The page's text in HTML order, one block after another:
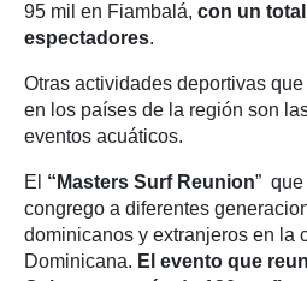
95 mil en Fiambalá, con un total
espectadores.
Otras actividades deportivas
en los países de la región son
eventos acuáticos.
El “Masters Surf Reunion” que
congrego a diferentes
dominicanos y extranjeros en la
Dominicana. El evento que